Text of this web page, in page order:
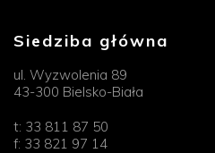
Siedziba główna
ul. Wyzwolenia 89
43-300 Bielsko-Biała
t: 33 811 87 50
f: 33 821 97 14